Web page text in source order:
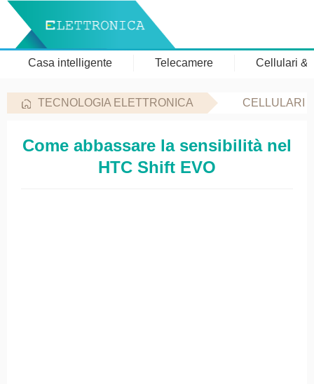
Casa intelligente Telecamere Cellulari &
TECNOLOGIA ELETTRONICA CELLULARI
Come abbassare la sensibilità nel
HTC Shift EVO